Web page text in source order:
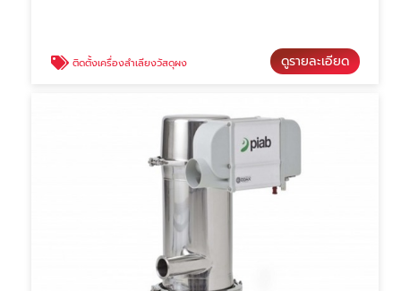
ติดตั้งเครื่องลำเลียงวัสดุผง ดูรายละเอียด